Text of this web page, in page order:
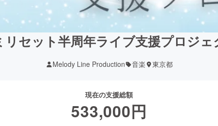
リセット半周年ライブ支援プロジェ
Melody Line Production 音楽 東京都
現在の支援総額
533,000円